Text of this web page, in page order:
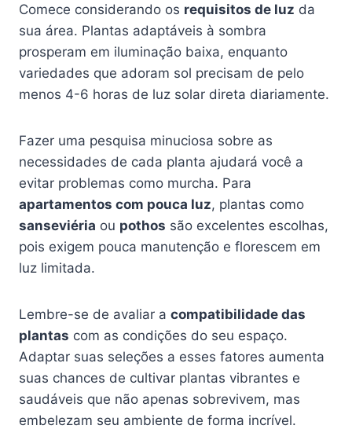
Comece considerando os requisitos de luz da
sua área. Plantas adaptáveis à sombra
prosperam em iluminação baixa, enquanto
variedades que adoram sol precisam de pelo
menos 4-6 horas de luz solar direta diariamente.
Fazer uma pesquisa minuciosa sobre as
necessidades de cada planta ajudará você a
evitar problemas como murcha. Para
apartamentos com pouca luz, plantas como
sanseviéria ou pothos são excelentes escolhas,
pois exigem pouca manutenção e florescem em
luz limitada.
Lembre-se de avaliar a compatibilidade das
plantas com as condições do seu espaço.
Adaptar suas seleções a esses fatores aumenta
suas chances de cultivar plantas vibrantes e
saudáveis que não apenas sobrevivem, mas
embelezam seu ambiente de forma incrível.